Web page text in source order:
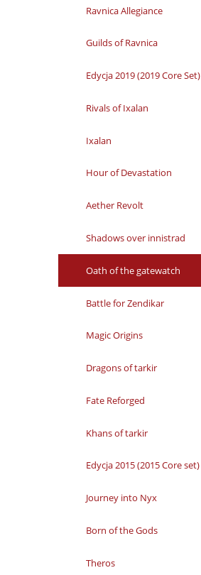
Ravnica Allegiance
Guilds of Ravnica
Edycja 2019 (2019 Core Set)
Rivals of Ixalan
Ixalan
Hour of Devastation
Aether Revolt
Shadows over innistrad
Oath of the gatewatch
Battle for Zendikar
Magic Origins
Dragons of tarkir
Fate Reforged
Khans of tarkir
Edycja 2015 (2015 Core set)
Journey into Nyx
Born of the Gods
Theros